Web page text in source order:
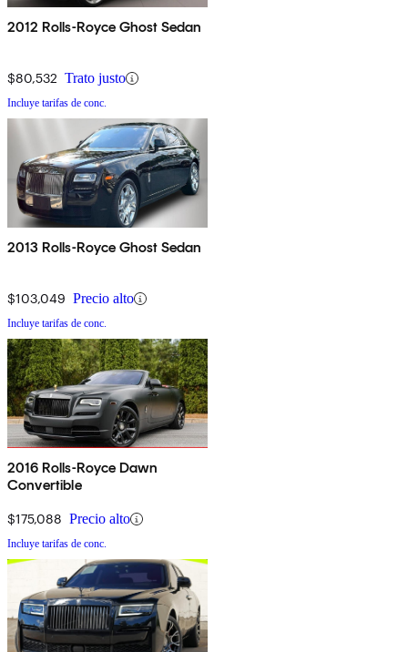
2012 Rolls-Royce Ghost Sedan
$80,532 Trato justo
Incluye tarifas de conc.
2013 Rolls-Royce Ghost Sedan
$103,049 Precio alto
Incluye tarifas de conc.
2016 Rolls-Royce Dawn
Convertible
$175,088 Precio alto
Incluye tarifas de conc.